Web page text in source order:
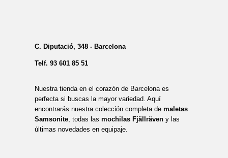
C. Diputació, 348 - Barcelona
Telf. 93 601 85 51
Nuestra tienda en el corazón de Barcelona es
perfecta si buscas la mayor variedad. Aquí
encontrarás nuestra colección completa de maletas
Samsonite, todas las mochilas Fjällräveny las
últimas novedades en equipaje.